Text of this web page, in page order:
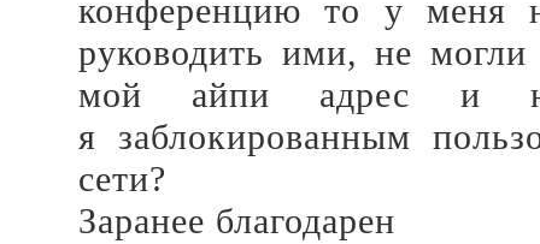
конференцию то у меня
руководить ими, не
мой айпи адрес и
я заблокированным
сети?
Заранее благодарен